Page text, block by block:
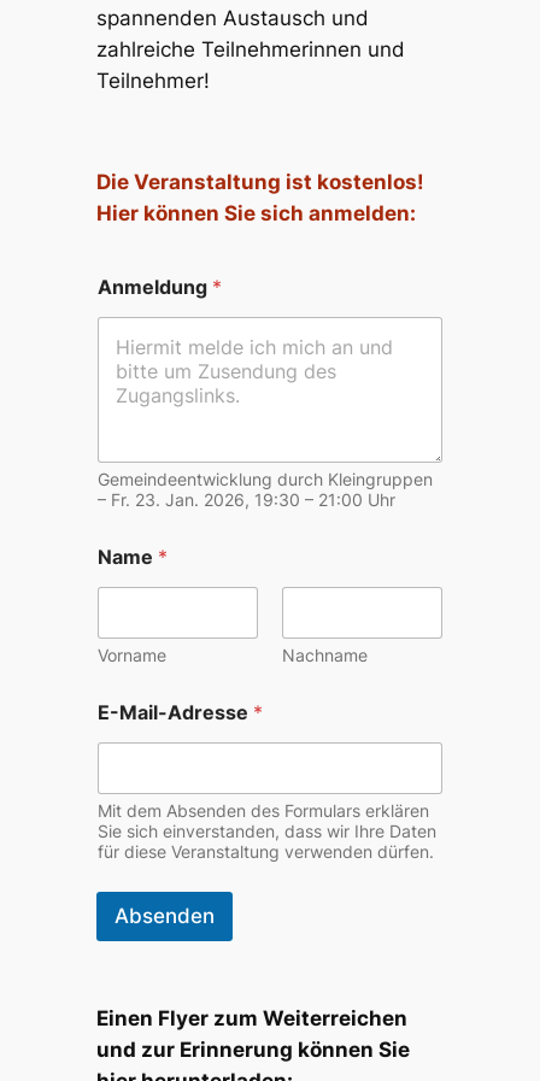
spannenden Austausch und
zahlreiche Teilnehmerinnen und
Teilnehmer!
Die Veranstaltung ist kostenlos!
Hier können Sie sich anmelden:
A
n
g
*
Anmeldung *
Gemeindeentwicklung durch Kleingruppen
– Fr. 23. Jan. 2026, 19:30 – 21:00 Uhr
Name *
Vorname Nachname
E-Mail-Adresse *
Mit dem Absenden des Formulars erklären
Sie sich einverstanden, dass wir Ihre Daten
für diese Veranstaltung verwenden dürfen.
Absenden
Einen Flyer zum Weiterreichen
und zur Erinnerung können Sie